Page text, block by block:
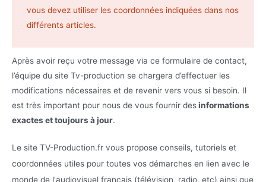
vous devez utiliser les coordonnées indiquées dans nos
différents articles.
Après avoir reçu votre message via ce formulaire de contact,
l’équipe du site Tv-production se chargera d’effectuer les
modifications nécessaires et de revenir vers vous si besoin. Il
est très important pour nous de vous fournir desinformations
exactes et toujours à jour.
Le site TV-Production.fr vous propose conseils, tutoriels et
coordonnées utiles pour toutes vos démarches en lien avec le
monde de l'audiovisuel français (télévision, radio, etc) ainsi que